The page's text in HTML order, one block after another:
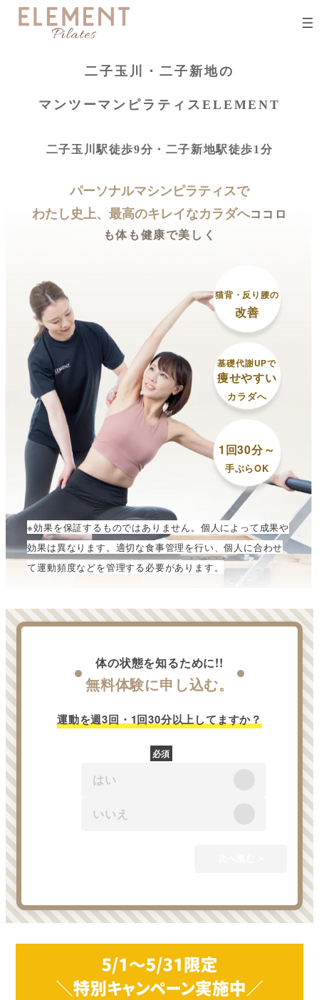
二子玉川・二子新地の
マンツーマンピラティスELEMENT
二子玉川駅徒歩9分・二子新地駅徒歩1分
パーソナルマシンピラティスで
わたし史上、最高のキレイなカラダへココロ
も体も健康で美しく
猫背・反り腰の
改善
基礎代謝UPで
痩せやすい
カラダへ
1回30分～
手ぶらOK
※効果を保証するものではありません。個人によって成果や
効果は異なります。適切な食事管理を行い、個人に合わせ
て運動頻度などを管理する必要があります。
体の状態を知るために!!
無料体験に申し込む。
運動を週3回・1回30分以上してますか？
必須
はい
いいえ
※体
用